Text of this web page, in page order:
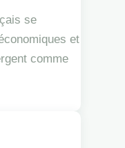
se
et
comme